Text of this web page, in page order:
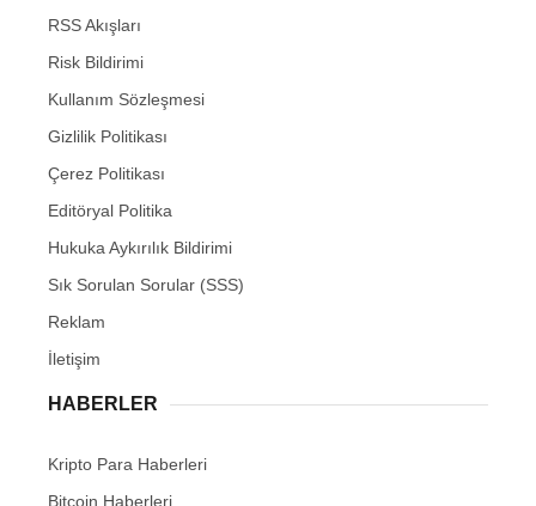
RSS Akışları
Risk Bildirimi
Kullanım Sözleşmesi
Gizlilik Politikası
Çerez Politikası
Editöryal Politika
Hukuka Aykırılık Bildirimi
Sık Sorulan Sorular (SSS)
Reklam
İletişim
HABERLER
Kripto Para Haberleri
Bitcoin Haberleri